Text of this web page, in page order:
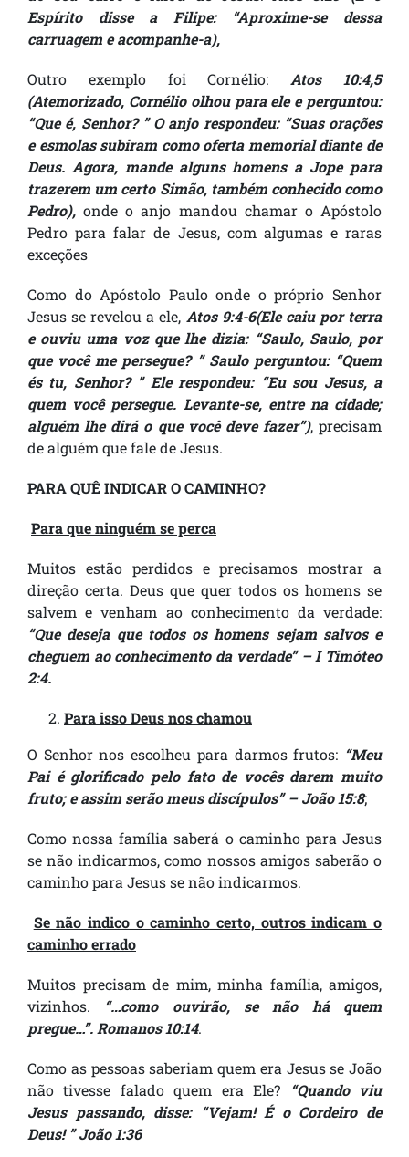
Espírito disse a Filipe: “Aproxime-se dessa
carruagem e acompanhe-a),
Outro exemplo foi Cornélio:Atos 10:4,5
(Atemorizado, Cornélio olhou para ele e perguntou:
“Que é, Senhor? ” O anjo respondeu: “Suas orações
e esmolas subiram como oferta memorial diante de
Deus. Agora, mande alguns homens a Jope para
trazerem um certo Simão, também conhecido como
Pedro), onde o anjo mandou chamar o Apóstolo
Pedro para falar de Jesus, com algumas e raras
exceções
Como do Apóstolo Paulo onde o próprio Senhor
Jesus se revelou a ele, Atos 9:4-6(Ele caiu por terra
e ouviu uma voz que lhe dizia: “Saulo, Saulo, por
que você me persegue? ” Saulo perguntou: “Quem
és tu, Senhor? ” Ele respondeu: “Eu sou Jesus, a
quem você persegue. Levante-se, entre na cidade;
alguém lhe dirá o que você deve fazer”), precisam
de alguém que fale de Jesus.
PARA QUÊ INDICAR O CAMINHO?
Para que ninguém se perca
Muitos estão perdidos e precisamos mostrar a
direção certa. Deus que quer todos os homens se
salvem e venham ao conhecimento da verdade:
“Que deseja que todos os homens sejam salvos e
cheguem ao conhecimento da verdade” – I Timóteo
2:4.
Para isso Deus nos chamou
O Senhor nos escolheu para darmos frutos: “Meu
Pai é glorificado pelo fato de vocês darem muito
fruto; e assim serão meus discípulos” – João 15:8;
Como nossa família saberá o caminho para Jesus
se não indicarmos, como nossos amigos saberão o
caminho para Jesus se não indicarmos.
Se não indico o caminho certo, outros indicam o
caminho errado
Muitos precisam de mim, minha família, amigos,
vizinhos.
“…como ouvirão, se não há quem
pregue…”. Romanos 10:14.
Como as pessoas saberiam quem era Jesus se João
não tivesse falado quem era Ele? “Quando viu
Jesus passando, disse: “Vejam! É o Cordeiro de
Deus! ” João 1:36